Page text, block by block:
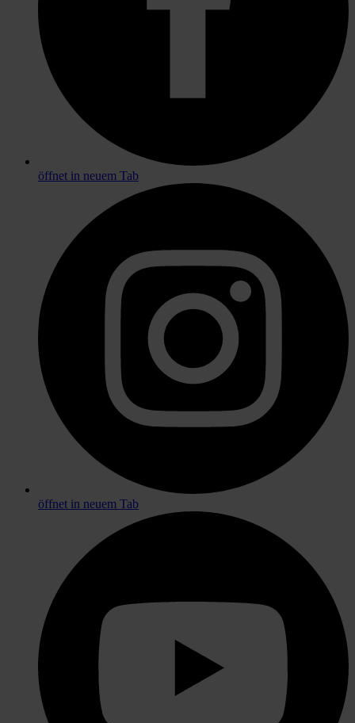
öffnet in neuem Tab
öffnet in neuem Tab